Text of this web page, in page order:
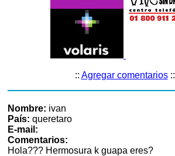
:: Agregar comentarios::
Nombre: ivan
País: queretaro
E-mail:
Comentarios:
Hola??? Hermosura k guapa eres?